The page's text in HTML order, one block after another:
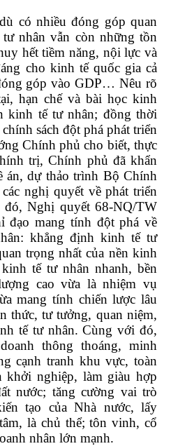
có nhiều đóng góp quan
nhân vẫn còn những tồn
hết tiềm năng, nội lực và
cho kinh tế quốc gia cả
góp vào GDP… Nêu rõ
hạn chế và bài học kinh
kinh tế tư nhân; đồng thời
sách đột phá phát triển
Chính phủ cho biết, thực
trị, Chính phủ đã khẩn
án, dự thảo trình Bộ Chính
nghị quyết về phát triển
Nghị quyết 68-NQ/TW
đạo mang tính đột phá về
khẳng định kinh tế tư
trọng nhất của nền kinh
tế tư nhân nhanh, bền
cao vừa là nhiệm vụ
mang tính chiến lược lâu
thức, tư tưởng, quan niệm,
tế tư nhân. Cùng với đó,
thông thoáng, minh
cạnh tranh khu vực, toàn
khởi nghiệp, làm giàu hợp
nước; tăng cường vai trò
tạo của Nhà nước, lấy
là chủ thể; tôn vinh, cổ
nhân lớn mạnh.